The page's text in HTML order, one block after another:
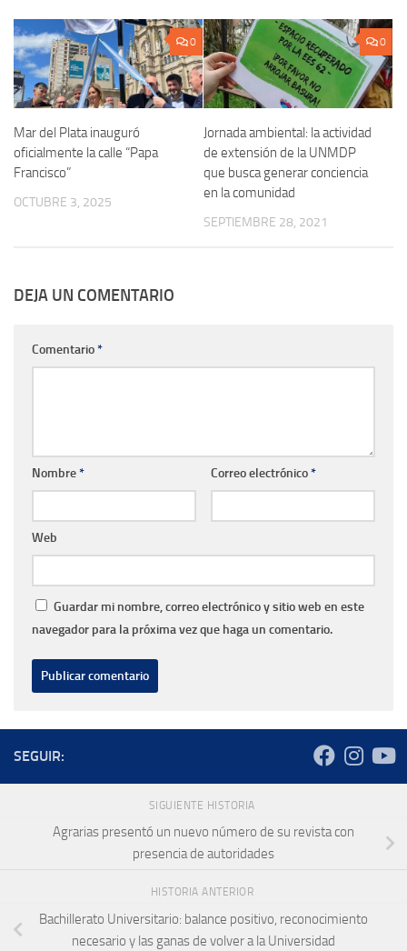
0
Mar del Plata inauguró
oficialmente la calle “Papa
Francisco”
OCTUBRE 3, 2025
0
Jornada ambiental: la actividad
de extensión de la UNMDP
que busca generar conciencia
en la comunidad
SEPTIEMBRE 28, 2021
DEJA UN COMENTARIO
Comentario*
Nombre* Correo electrónico*
Web
Guardar mi nombre, correo electrónico y sitio web en este
navegador para la próxima vez que haga un comentario.
SEGUIR:
SIGUIENTE HISTORIA
Agrarias presentó un nuevo número de su revista con
presencia de autoridades
HISTORIA ANTERIOR
Bachillerato Universitario: balance positivo, reconocimiento
necesario y las ganas de volver a la Universidad